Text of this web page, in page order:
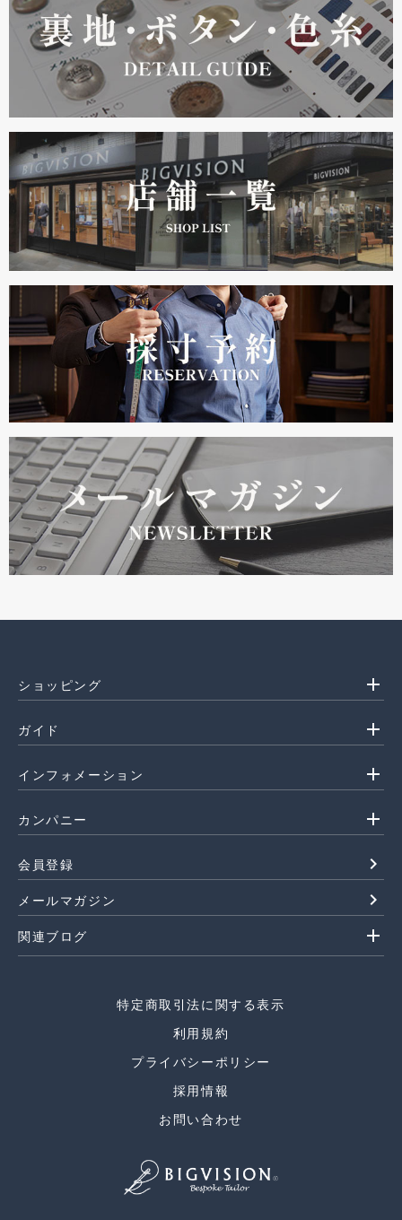
ショッピング add
ガイド add
インフォメーション add
カンパニー add
会員登録 navigate_next
メールマガジン navigate_next
関連ブログ add
特定商取引法に関する表示
利用規約
プライバシーポリシー
採用情報
お問い合わせ